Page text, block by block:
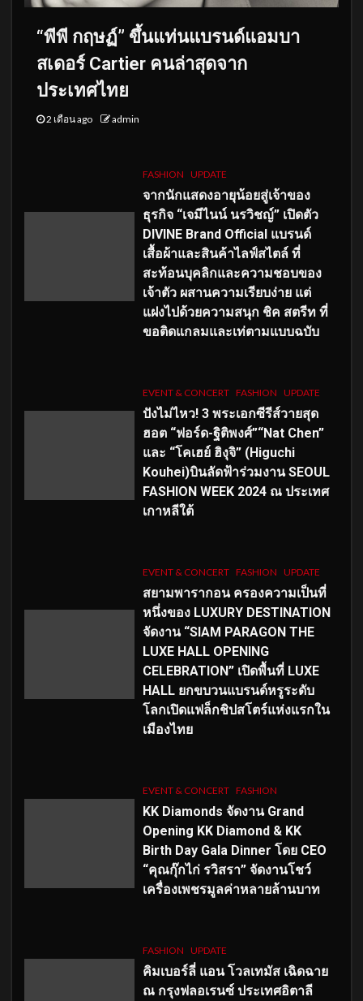
“พีพี กฤษฏ์” ขึ้นแท่นแบรนด์แอมบา
สเดอร์ Cartier คนล่าสุดจาก
ประเทศไทย
2 เดือน ago admin
FASHION UPDATE
จากนักแสดงอายุน้อยสู่เจ้าของ
ธุรกิจ “เจมีไนน์ นรวิชญ์” เปิดตัว
DIVINE Brand Official แบรนด์
เสื้อผ้าและสินค้าไลฟ์สไตล์ ที่
สะท้อนบุคลิกและความชอบของ
เจ้าตัว ผสานความเรียบง่าย แต่
แฝงไปด้วยความสนุก ชิค สตรีท ที่
ขอติดแกลมและเท่ตามแบบฉบับ
EVENT & CONCERT FASHION UPDATE
ปังไม่ไหว! 3 พระเอกซีรีส์วายสุด
ฮอต “ฟอร์ด-ฐิติพงศ์”“Nat Chen”
และ “โคเฮย์ ฮิงุจิ” (Higuchi
Kouhei)บินลัดฟ้าร่วมงาน SEOUL
FASHION WEEK 2024 ณ ประเทศ
เกาหลีใต้
EVENT & CONCERT FASHION UPDATE
สยามพารากอน ครองความเป็นที่
หนึ่งของ LUXURY DESTINATION
จัดงาน “SIAM PARAGON THE
LUXE HALL OPENING
CELEBRATION” เปิดพื้นที่ LUXE
HALL ยกขบวนแบรนด์หรูระดับ
โลกเปิดแฟล็กชิปสโตร์แห่งแรกใน
เมืองไทย
EVENT & CONCERT FASHION
KK Diamonds จัดงาน Grand
Opening KK Diamond & KK
Birth Day Gala Dinner โดย CEO
“คุณกุ๊กไก่ รวิสรา” จัดงานโชว์
เครื่องเพชรมูลค่าหลายล้านบาท
FASHION UPDATE
คิมเบอร์ลี่ แอน โวลเทมัส เฉิดฉาย
ณ กรุงฟลอเรนซ์ ประเทศอิตาลี